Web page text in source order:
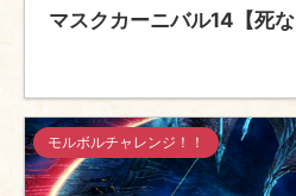
マスクカーニバル14【死な
モルボルチャレンジ！！